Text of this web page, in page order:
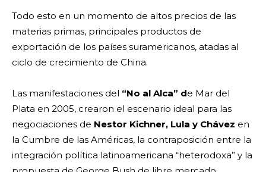
Todo esto en un momento de altos precios de las
materias primas, principales productos de
exportación de los países suramericanos, atadas al
ciclo de crecimiento de China.
Las manifestaciones del “No al Alca” de Mar del
Plata en 2005, crearon el escenario ideal para las
negociaciones de Nestor Kichner, Lula y Chávez en
la Cumbre de las Américas, la contraposición entre la
integración política latinoamericana “heterodoxa” y la